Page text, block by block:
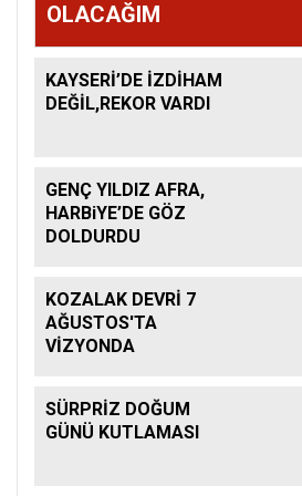
OLACAĞIM
KAYSERİ’DE İZDİHAM
DEĞİL,REKOR VARDI
GENÇ YILDIZ AFRA,
HARBiYE’DE GÖZ
DOLDURDU
KOZALAK DEVRİ 7
AĞUSTOS'TA
VİZYONDA
SÜRPRİZ DOĞUM
GÜNÜ KUTLAMASI